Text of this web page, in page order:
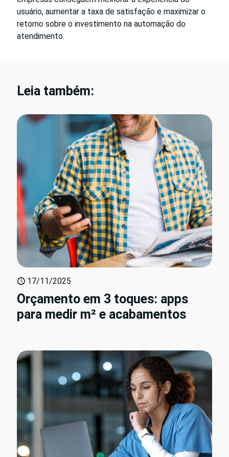
usuário, aumentar a taxa de satisfação e maximizar o
retorno sobre o investimento na automação do
atendimento.
Leia também:
17/11/2025
Orçamento em 3 toques: apps
para medir m² e acabamentos